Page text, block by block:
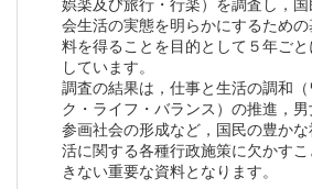
娯楽及び旅行・行楽）を調査し，国
会生活の実態を明らかにするための
料を得ることを目的として５年ご
しています。
調査の結果は，仕事と生活の調和（
ク・ライフ・バランス）の推進，男
参画社会の形成など，国民の豊かな
活に関する各種行政施策に欠かす
きない重要な資料となります。